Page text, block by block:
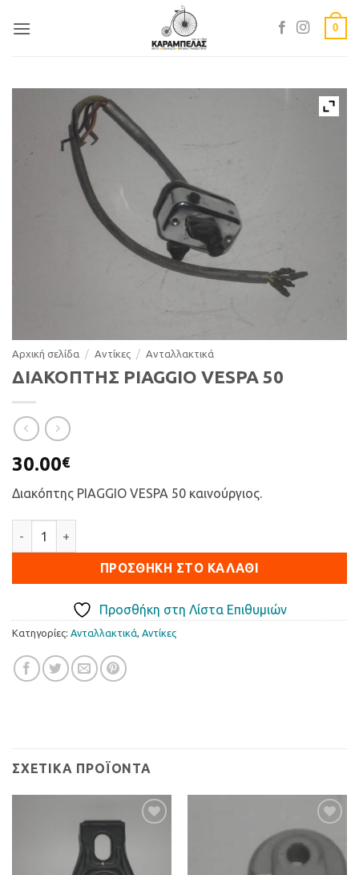
0
Αρχική σελίδα / Αντίκες / Ανταλλακτικά
ΔΙΑΚΟΠΤΗΣ PIAGGIO VESPA 50
30.00€
Διακόπτης PIAGGIO VESPA 50 καινούργιος.
ΠΡΟΣΘΉΚΗ ΣΤΟ ΚΑΛΆΘΙ
Προσθήκη στη Λίστα Επιθυμιών
Κατηγορίες: Ανταλλακτικά, Αντίκες
ΣΧΕΤΙΚΆ ΠΡΟΪΌΝΤΑ
Προσθήκη
στη Λίστα
Επιθυμιών
Προσθήκη
στη Λίστα
Επιθυμιών